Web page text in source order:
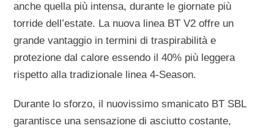
anche quella più intensa, durante le giornate più
torride dell’estate. La nuova linea BT V2 offre un
grande vantaggio in termini di traspirabilità e
protezione dal calore essendo il 40% più leggera
rispetto alla tradizionale linea 4-Season.
Durante lo sforzo, il nuovissimo smanicato BT SBL
garantisce una sensazione di asciutto costante,